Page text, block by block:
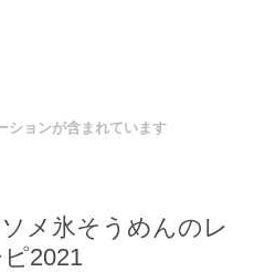
ションが含まれています
メ氷そうめんのレ
2021